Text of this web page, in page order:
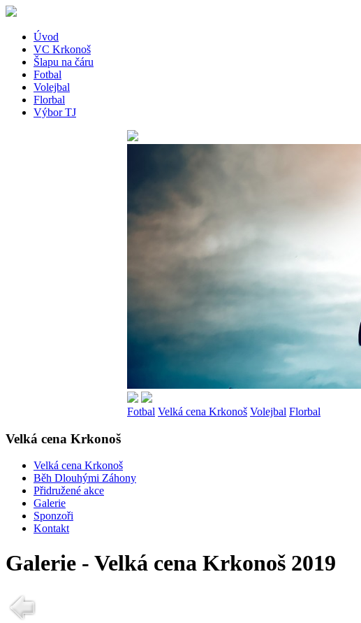
Úvod
VC Krkonoš
Šlapu na čáru
Fotbal
Volejbal
Florbal
Výbor TJ
Fotbal Velká cena Krkonoš Volejbal Florbal
Velká cena Krkonoš
Velká cena Krkonoš
Běh Dlouhými Záhony
Přidružené akce
Galerie
Sponzoři
Kontakt
Galerie - Velká cena Krkonoš 2019